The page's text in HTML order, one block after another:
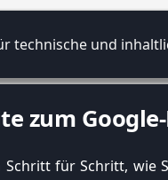
zum
für Schritt, wie